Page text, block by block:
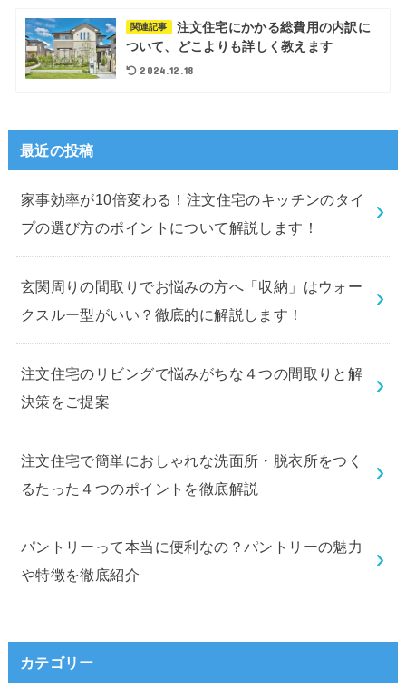
関連記事
注文住宅にかかる総費用の内訳に
ついて、どこよりも詳しく教えます
2024.12.18
最近の投稿
家事効率が10倍変わる！注文住宅のキッチンのタイ
プの選び方のポイントについて解説します！
玄関周りの間取りでお悩みの方へ「収納」はウォー
クスルー型がいい？徹底的に解説します！
注文住宅のリビングで悩みがちな４つの間取りと解
決策をご提案
注文住宅で簡単におしゃれな洗面所・脱衣所をつく
るたった４つのポイントを徹底解説
パントリーって本当に便利なの？パントリーの魅力
や特徴を徹底紹介
カテゴリー